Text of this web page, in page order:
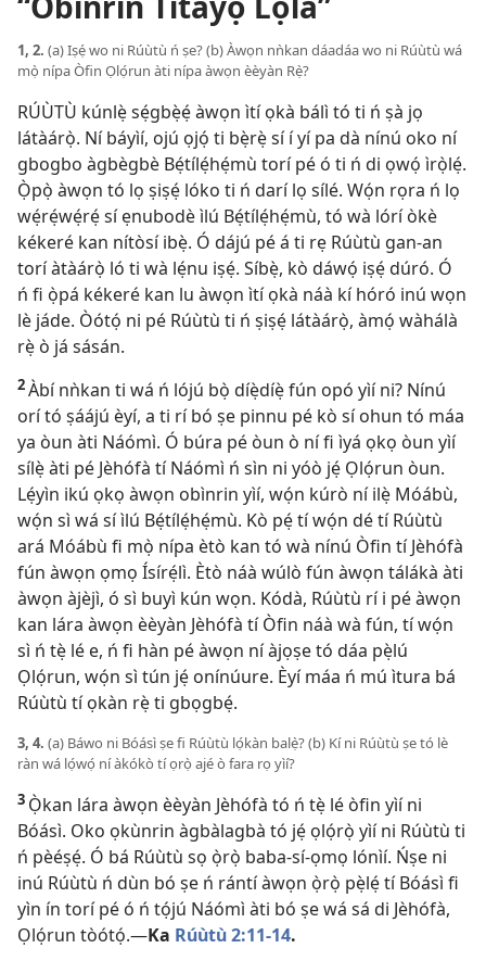
1, 2. (a) Iṣẹ́ wo ni Rúùtù ń ṣe? (b) Àwọn nǹkan dáadáa wo ni Rúùtù wá
mọ̀ nípa Òfin Ọlọ́run àti nípa àwọn èèyàn Rẹ̀?
RÚÙTÙ kúnlẹ̀ sẹ́gbẹ̀ẹ́ àwọn ìtí ọkà bálì tó ti ń ṣà jọ
látàárọ̀. Ní báyìí, ojú ọjọ́ ti bẹ̀rẹ̀ sí í yí pa dà nínú oko ní
gbogbo àgbègbè Bẹ́tílẹ́hẹ́mù torí pé ó ti ń di ọwọ́ ìrọ̀lẹ́.
Ọ̀pọ̀ àwọn tó lọ ṣiṣẹ́ lóko ti ń darí lọ sílé. Wọ́n rọra ń lọ
wẹ́rẹ́wẹ́rẹ́ sí ẹnubodè ìlú Bẹ́tílẹ́hẹ́mù, tó wà lórí òkè
kékeré kan nítòsí ibẹ̀. Ó dájú pé á ti rẹ Rúùtù gan-an
torí àtàárọ̀ ló ti wà lẹ́nu iṣẹ́. Síbẹ̀, kò dáwọ́ iṣẹ́ dúró. Ó
ń fi ọ̀pá kékeré kan lu àwọn ìtí ọkà náà kí hóró inú wọn
lè jáde. Òótọ́ ni pé Rúùtù ti ń ṣiṣẹ́ látàárọ̀, àmọ́ wàhálà
rẹ̀ ò já sásán.
2Àbí nǹkan ti wá ń lójú bọ̀ díẹ̀díẹ̀ fún opó yìí ni? Nínú
orí tó ṣáájú èyí, a ti rí bó ṣe pinnu pé kò sí ohun tó máa
ya òun àti Náómì. Ó búra pé òun ò ní fi ìyá ọkọ òun yìí
sílẹ̀ àti pé Jèhófà tí Náómì ń sìn ni yóò jẹ́ Ọlọ́run òun.
Lẹ́yìn ikú ọkọ àwọn obìnrin yìí, wọ́n kúrò ní ilẹ̀ Móábù,
wọ́n sì wá sí ìlú Bẹ́tílẹ́hẹ́mù. Kò pẹ́ tí wọ́n dé tí Rúùtù
ará Móábù fi mọ̀ nípa ètò kan tó wà nínú Òfin tí Jèhófà
fún àwọn ọmọ Ísírẹ́lì. Ètò náà wúlò fún àwọn tálákà àti
àwọn àjèjì, ó sì buyì kún wọn. Kódà, Rúùtù rí i pé àwọn
kan lára àwọn èèyàn Jèhófà tí Òfin náà wà fún, tí wọ́n
sì ń tẹ̀ lé e, ń fi hàn pé àwọn ní àjọṣe tó dáa pẹ̀lú
Ọlọ́run, wọ́n sì tún jẹ́ onínúure. Èyí máa ń mú ìtura bá
Rúùtù tí ọkàn rẹ̀ ti gbọgbẹ́.
3, 4. (a) Báwo ni Bóásì ṣe fi Rúùtù lọ́kàn balẹ̀? (b) Kí ni Rúùtù ṣe tó lè
ràn wá lọ́wọ́ ní àkókò tí ọrọ̀ ajé ò fara rọ yìí?
3 Ọ̀kan lára àwọn èèyàn Jèhófà tó ń tẹ̀ lé òfin yìí ni
Bóásì. Oko ọkùnrin àgbàlagbà tó jẹ́ ọlọ́rọ̀ yìí ni Rúùtù ti
ń pèéṣẹ́. Ó bá Rúùtù sọ ọ̀rọ̀ baba-sí-ọmọ lónìí. Ńṣe ni
inú Rúùtù ń dùn bó ṣe ń rántí àwọn ọ̀rọ̀ pẹ̀lẹ́ tí Bóásì fi
yìn ín torí pé ó ń tọ́jú Náómì àti bó ṣe wá sá di Jèhófà,
Ọlọ́run tòótọ́.—Ka Rúùtù 2:11-14.